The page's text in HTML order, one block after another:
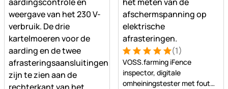
Beoordeling: 5 van 5 (1
1 Bewertung (1)
VOSS.farming iFence
inspector, digitale
omheiningstester met fout